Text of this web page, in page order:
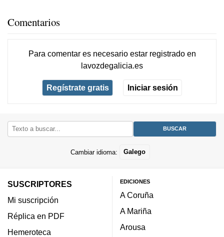
Comentarios
Para comentar es necesario estar registradoen
lavozdegalicia.es
Regístrate gratis Iniciar sesión
Cambiar idioma: Galego
SUSCRIPTORES
Mi suscripción
Réplica en PDF
Hemeroteca
EDICIONES
A Coruña
A Mariña
Arousa